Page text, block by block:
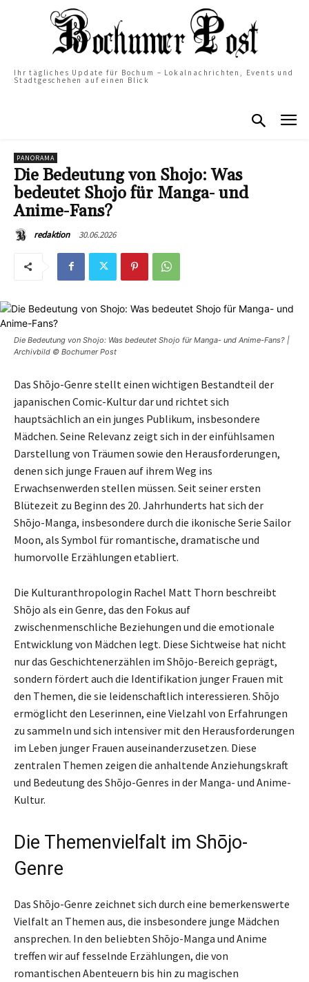
Ihr tägliches Update für Bochum – Lokalnachrichten, Events und
Stadtgeschehen auf einen Blick
PANORAMA
Die Bedeutung von Shojo: Was
bedeutet Shojo für Manga- und
Anime-Fans?
redaktion 30.06.2026
Die Bedeutung von Shojo: Was bedeutet Shojo für Manga- und Anime-Fans? |
Archivbild © Bochumer Post
Das Shōjo-Genre stellt einen wichtigen Bestandteil der
japanischen Comic-Kultur dar und richtet sich
hauptsächlich an ein junges Publikum, insbesondere
Mädchen. Seine Relevanz zeigt sich in der einfühlsamen
Darstellung von Träumen sowie den Herausforderungen,
denen sich junge Frauen auf ihrem Weg ins
Erwachsenwerden stellen müssen. Seit seiner ersten
Blütezeit zu Beginn des 20. Jahrhunderts hat sich der
Shōjo-Manga, insbesondere durch die ikonische Serie Sailor
Moon, als Symbol für romantische, dramatische und
humorvolle Erzählungen etabliert.
Die Kulturanthropologin Rachel Matt Thorn beschreibt
Shōjo als ein Genre, das den Fokus auf
zwischenmenschliche Beziehungen und die emotionale
Entwicklung von Mädchen legt. Diese Sichtweise hat nicht
nur das Geschichtenerzählen im Shōjo-Bereich geprägt,
sondern fördert auch die Identifikation junger Frauen mit
den Themen, die sie leidenschaftlich interessieren. Shōjo
ermöglicht den Leserinnen, eine Vielzahl von Erfahrungen
zu sammeln und sich intensiver mit den Herausforderungen
im Leben junger Frauen auseinanderzusetzen. Diese
zentralen Themen zeigen die anhaltende Anziehungskraft
und Bedeutung des Shōjo-Genres in der Manga- und Anime-
Kultur.
Die Themenvielfalt im Shōjo-
Genre
Das Shōjo-Genre zeichnet sich durch eine bemerkenswerte
Vielfalt an Themen aus, die insbesondere junge Mädchen
ansprechen. In den beliebten Shōjo-Manga und Anime
treffen wir auf fesselnde Erzählungen, die von
romantischen Abenteuern bis hin zu magischen